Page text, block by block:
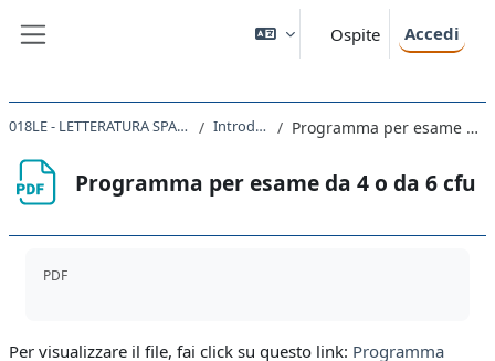
Ospite Accedi
018LE - LETTERATURA SPAGNOLA I 2022 Introduzione Programma per esame da 4 o da 6 cfu
Programma per esame da 4 o da 6 cfu
PDF
Per visualizzare il file, fai click su questo link: Programma